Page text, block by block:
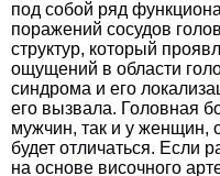
под собой ряд
поражений сосудов
структур, который
ощущений в области
синдрома и его
его вызвала. Головная
мужчин, так и у женщин,
будет отличаться. Если
на основе височного